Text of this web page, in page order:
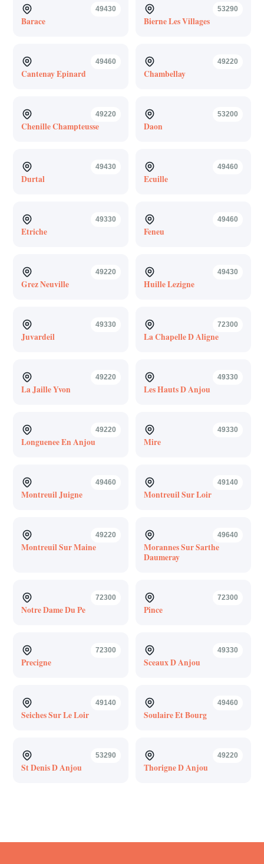
49430
Barace
53290
Bierne Les Villages
49460
Cantenay Epinard
49220
Chambellay
49220
Chenille Champteusse
53200
Daon
49430
Durtal
49460
Ecuille
49330
Etriche
49460
Feneu
49220
Grez Neuville
49430
Huille Lezigne
49330
Juvardeil
72300
La Chapelle D Aligne
49220
La Jaille Yvon
49330
Les Hauts D Anjou
49220
Longuenee En Anjou
49330
Mire
49460
Montreuil Juigne
49140
Montreuil Sur Loir
49220
Montreuil Sur Maine
49640
Morannes Sur Sarthe
Daumeray
72300
Notre Dame Du Pe
72300
Pince
72300
Precigne
49330
Sceaux D Anjou
49140
Seiches Sur Le Loir
49460
Soulaire Et Bourg
53290
St Denis D Anjou
49220
Thorigne D Anjou